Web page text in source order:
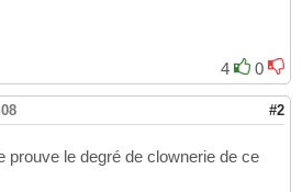
4
0
#2
prouve le degré de clownerie de ce